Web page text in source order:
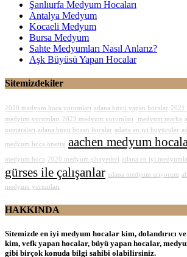
Şanlıurfa Medyum Hocaları
Antalya Medyum
Kocaeli Medyum
Bursa Medyum
Sahte Medyumları Nasıl Anlarız?
Aşk Büyüsü Yapan Hocalar
Sitemizdekiler
2020 medyum hoca yorumları adana büyü yapan hocalar 2021
medyum yorumları 2023 medyum yorumları medyum marha
numaraları adana büyü bozan hocalar adana en iyi büyücüler
medyum hoca önerisi aachen medyum
medyum hoca 2020 medyum şikayetleri adana en iyi
gürses ile çalışanlar adana medyum arıyorum
medyum yorumları
HAKKINDA
Sitemizde en iyi medyum hocalar kim, dolandırıcı
kim, vefk yapan hocalar, büyü yapan hocalar,
gibi birçok konuda bilgi sahibi olabilirsiniz.